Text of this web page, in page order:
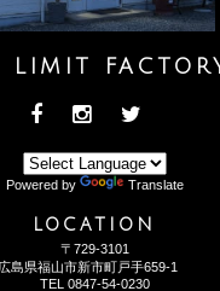
LIMIT
Powered by Translate
LOCATION
〒729-3101
広島県福山市新市町戸手659-1
TEL 0847-54-0230